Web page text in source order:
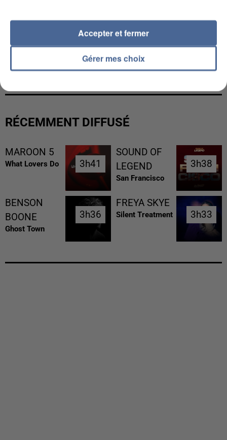
L’UN DES FONDATEURS SUPPOSÉS DE LA DZ
MAFIA INTERPELLÉ EN ALGÉRIE
RÉCEMMENT DIFFUSÉ
MAROON 5
What Lovers Do 3h41
3h41
SOUND OF
LEGEND
San Francisco
3h38
3h38
BENSON
BOONE
Ghost Town
3h36
3h36
FREYA SKYE
Silent Treatment 3h33
3h33
Gérer mes choix
Accepter et fermer